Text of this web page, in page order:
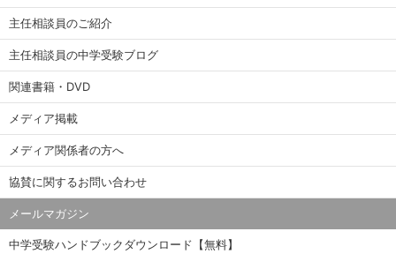
主任相談員のご紹介
主任相談員の中学受験ブログ
関連書籍・DVD
メディア掲載
メディア関係者の方へ
協賛に関するお問い合わせ
メールマガジン
中学受験ハンドブックダウンロード【無料】